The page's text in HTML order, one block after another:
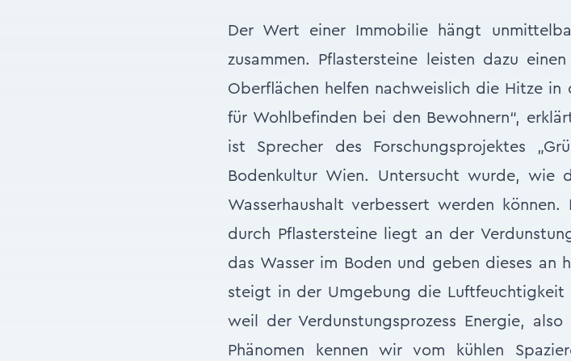
Der Wert einer Immobilie hängt
zusammen. Pflastersteine leisten dazu
Oberflächen helfen nachweislich die Hitze
für Wohlbefinden bei den Bewohnern“,
ist Sprecher des Forschungsprojektes
Bodenkultur Wien. Untersucht wurde, wie
Wasserhaushalt verbessert werden
durch Pflastersteine liegt an der
das Wasser im Boden und geben dieses an
steigt in der Umgebung die Luftfeuchtigkeit
weil der Verdunstungsprozess Energie,
Phänomen kennen wir vom kühlen